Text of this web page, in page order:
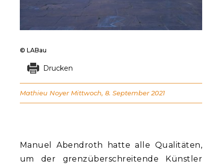
Manuel Abendroth hatte alle Qualitäten,
um der grenzüberschreitende Künstler
© LABau
Drucken
Mathieu Noyer Mittwoch, 8. September 2021